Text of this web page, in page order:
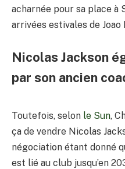
acharnée pour sa place
arrivées estivales de
Nicolas Jackson
par son ancien
Toutefois, selon le Sun,
ça de vendre Nicolas
négociation étant donné
est lié au club jusqu’en